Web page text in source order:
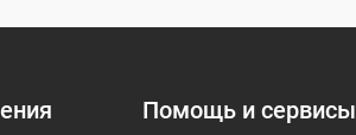
Помощь и сервисы